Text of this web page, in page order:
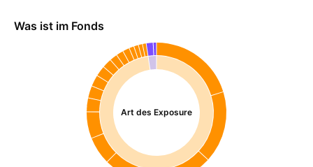
Was ist im Fonds
Art des Exposure